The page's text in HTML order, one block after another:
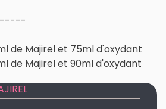
de Majirel et 75ml d'oxydant
de Majirel et 90ml d'oxydant